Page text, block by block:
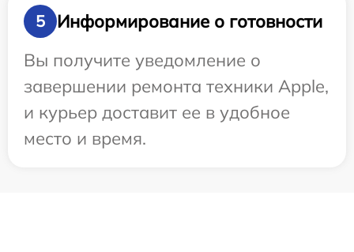
5
Информирование о готовности
Вы получите уведомление о
завершении ремонта техники Apple,
и курьер доставит ее в удобное
место и время.